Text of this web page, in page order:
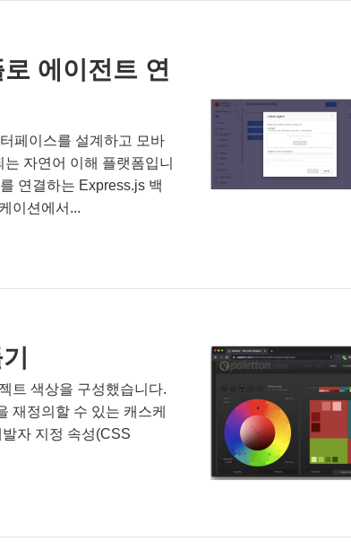
에이전트 연
페이스를 설계하고 모바
자연어 이해 플랫폼입니
연결하는 Express.js 백
이션에서...
트 색상을 구성했습니다.
재정의할 수 있는 캐스케
자 지정 속성(CSS